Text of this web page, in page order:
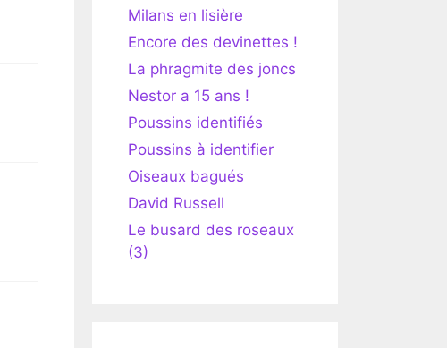
Milans en lisière
Encore des devinettes !
La phragmite des joncs
Nestor a 15 ans !
Poussins identifiés
Poussins à identifier
Oiseaux bagués
David Russell
Le busard des roseaux
(3)